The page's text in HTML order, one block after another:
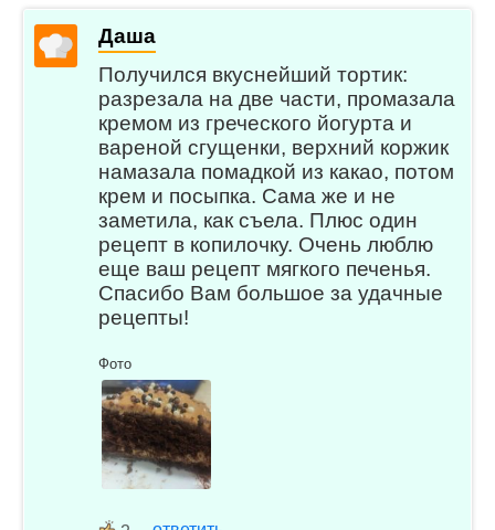
Даша
Получился вкуснейший тортик:
разрезала на две части, промазала
кремом из греческого йогурта и
вареной сгущенки, верхний коржик
намазала помадкой из какао, потом
крем и посыпка. Сама же и не
заметила, как съела. Плюс один
рецепт в копилочку. Очень люблю
еще ваш рецепт мягкого печенья.
Спасибо Вам большое за удачные
рецепты!
Фото